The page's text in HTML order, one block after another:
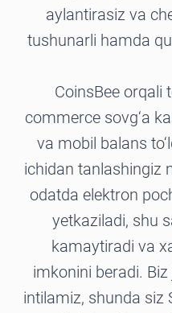
aylantirasiz va
tushunarli hamda
CoinsBee orqali
commerce sovg‘a
va mobil balans
ichidan tanlashingiz
odatda elektron
yetkaziladi, shu
kamaytiradi va
imkonini beradi.
intilamiz, shunda siz